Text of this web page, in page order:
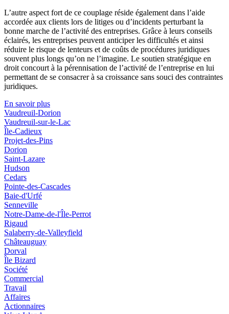
L’autre aspect fort de ce couplage réside également dans l’aide
accordée aux clients lors de litiges ou d’incidents perturbant la
bonne marche de l’activité des entreprises. Grâce à leurs conseils
éclairés, les entreprises peuvent anticiper les difficultés et ainsi
réduire le risque de lenteurs et de coûts de procédures juridiques
souvent plus longs qu’on ne l’imagine. Le soutien stratégique en
droit concourt à la pérennisation de l’activité de l’entreprise en lui
permettant de se consacrer à sa croissance sans souci des contraintes
juridiques.
En savoir plus
Vaudreuil-Dorion
Vaudreuil-sur-le-Lac
Île-Cadieux
Projet-des-Pins
Dorion
Saint-Lazare
Hudson
Cedars
Pointe-des-Cascades
Baie-d'Urfé
Senneville
Notre-Dame-de-l'Île-Perrot
Rigaud
Salaberry-de-Valleyfield
Châteauguay
Dorval
Île Bizard
Société
Commercial
Travail
Affaires
Actionnaires